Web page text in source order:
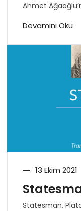
Ahmet
Devamını Oku
13 Ekim 2021
Statesman,